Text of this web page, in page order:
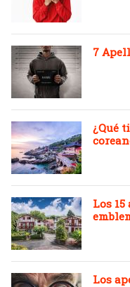
7
¿Qué
Los
Los